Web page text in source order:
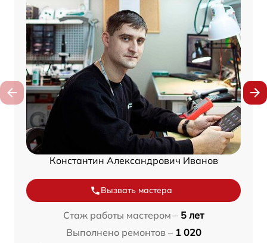
Константин Александрович Иванов
Вызвать мастера
Стаж работы мастером – 5 лет
Выполнено ремонтов – 1 020